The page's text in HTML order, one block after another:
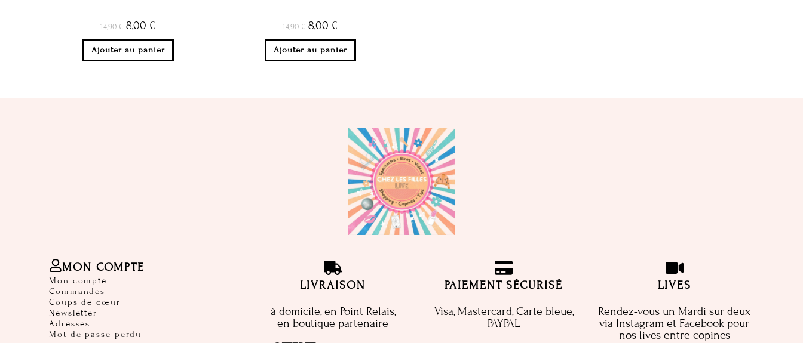
14,90€ 8,00 €
Ajouter au panier
14,90€ 8,00 €
Ajouter au panier
MON COMPTE
Mon compte
Commandes
Coups de cœur
Newsletter
Adresses
Mot de passe perdu
LIVRAISON
à domicile, en Point Relais,
en boutique partenaire
PAIEMENT SÉCURISÉ
Visa, Mastercard, Carte bleue,
PAYPAL
LIVES
Rendez-vous un Mardi sur deux
via Instagram et Facebook pour
nos lives entre copines